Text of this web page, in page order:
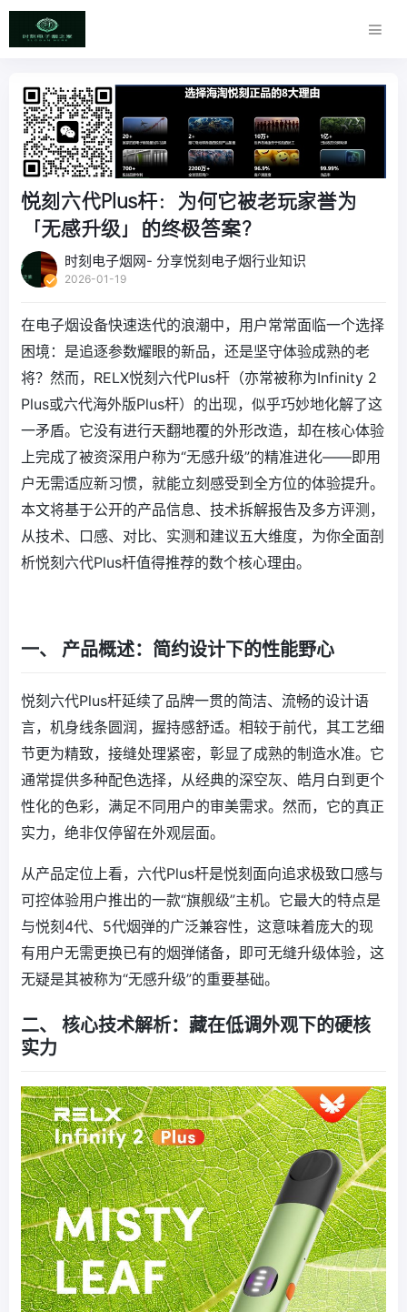
悦刻六代Plus杆：为何它被老玩家誉为
「无感升级」的终极答案？
时刻电子烟网- 分享悦刻电子烟行业知识
2026-01-19
在电子烟设备快速迭代的浪潮中，用户常常面临一个选择
困境：是追逐参数耀眼的新品，还是坚守体验成熟的老
将？然而，RELX悦刻六代Plus杆（亦常被称为Infinity 2
Plus或六代海外版Plus杆）的出现，似乎巧妙地化解了这
一矛盾。它没有进行天翻地覆的外形改造，却在核心体验
上完成了被资深用户称为“无感升级”的精准进化——即用
户无需适应新习惯，就能立刻感受到全方位的体验提升。
本文将基于公开的产品信息、技术拆解报告及多方评测，
从技术、口感、对比、实测和建议五大维度，为你全面剖
析悦刻六代Plus杆值得推荐的数个核心理由。
一、 产品概述：简约设计下的性能野心
悦刻六代Plus杆延续了品牌一贯的简洁、流畅的设计语
言，机身线条圆润，握持感舒适。相较于前代，其工艺细
节更为精致，接缝处理紧密，彰显了成熟的制造水准。它
通常提供多种配色选择，从经典的深空灰、皓月白到更个
性化的色彩，满足不同用户的审美需求。然而，它的真正
实力，绝非仅停留在外观层面。
从产品定位上看，六代Plus杆是悦刻面向追求极致口感与
可控体验用户推出的一款“旗舰级”主机。它最大的特点是
与悦刻4代、5代烟弹的广泛兼容性，这意味着庞大的现
有用户无需更换已有的烟弹储备，即可无缝升级体验，这
无疑是其被称为“无感升级”的重要基础。
二、 核心技术解析：藏在低调外观下的硬核
实力